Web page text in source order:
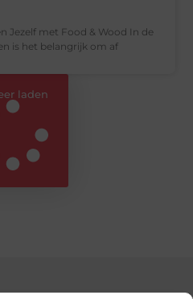
Jezelf met Food & Wood In de
is het belangrijk om af
laden